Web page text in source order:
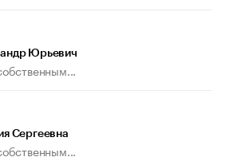
Юрьевич
Сергеевна